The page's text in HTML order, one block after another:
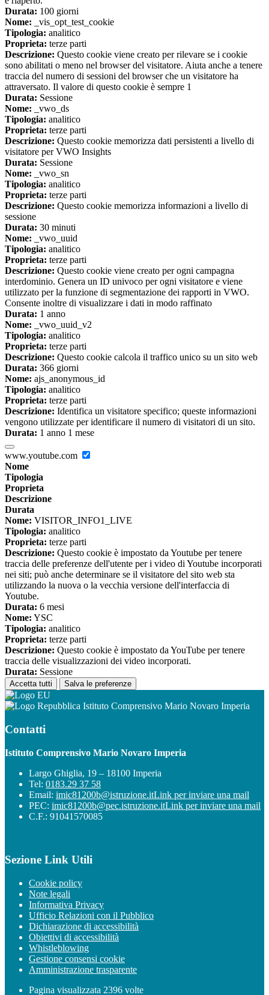
Durata: 100 giorni
Nome: _vis_opt_test_cookie
Tipologia: analitico
Proprieta: terze parti
Descrizione: Questo cookie viene creato per rilevare se i cookie
sono abilitati o meno nel browser del visitatore. Aiuta anche a tenere
traccia del numero di sessioni del browser che un visitatore ha
attraversato. Il valore di questo cookie è sempre 1
Durata: Sessione
Nome: _vwo_ds
Tipologia: analitico
Proprieta: terze parti
Descrizione: Questo cookie memorizza dati persistenti a livello di
visitatore per VWO Insights
Durata: Sessione
Nome: _vwo_sn
Tipologia: analitico
Proprieta: terze parti
Descrizione: Questo cookie memorizza informazioni a livello di
sessione
Durata: 30 minuti
Nome: _vwo_uuid
Tipologia: analitico
Proprieta: terze parti
Descrizione: Questo cookie viene creato per ogni campagna
interdominio. Genera un ID univoco per ogni visitatore e viene
utilizzato per la funzione di segmentazione dei rapporti in VWO.
Consente inoltre di visualizzare i dati in modo raffinato
Durata: 1 anno
Nome: _vwo_uuid_v2
Tipologia: analitico
Proprieta: terze parti
Descrizione: Questo cookie calcola il traffico unico su un sito web
Durata: 366 giorni
Nome: ajs_anonymous_id
Tipologia: analitico
Proprieta: terze parti
Descrizione: Identifica un visitatore specifico; queste informazioni
vengono utilizzate per identificare il numero di visitatori di un sito.
Durata: 1 anno 1 mese
www.youtube.com
Nome
Tipologia
Proprieta
Descrizione
Durata
Nome: VISITOR_INFO1_LIVE
Tipologia: analitico
Proprieta: terze parti
Descrizione: Questo cookie è impostato da Youtube per tenere
traccia delle preferenze dell'utente per i video di Youtube incorporati
nei siti; può anche determinare se il visitatore del sito web sta
utilizzando la nuova o la vecchia versione dell'interfaccia di
Youtube.
Durata: 6 mesi
Nome: YSC
Tipologia: analitico
Proprieta: terze parti
Descrizione: Questo cookie è impostato da YouTube per tenere
traccia delle visualizzazioni dei video incorporati.
Durata: Sessione
Accetta tutti Salva le preferenze
Istituto Comprensivo Mario Novaro Imperia
Contatti
Istituto Comprensivo Mario Novaro Imperia
Largo Ghiglia, 19 – 18100 Imperia
Tel: 0183.29 37 58
Email: imic81200b@istruzione.itLink per inviare una mail
PEC: imic81200b@pec.istruzione.itLink per inviare una mail
C.F.: 91041570085
Sezione Link Utili
Cookie policy
Note legali
Informativa Privacy
Ufficio Relazioni con il Pubblico
Dichiarazione di accessibilità
Obiettivi di accessibilità
Whistleblowing
Gestione consensi cookie
Amministrazione trasparente
Pagina visualizzata 2396 volte